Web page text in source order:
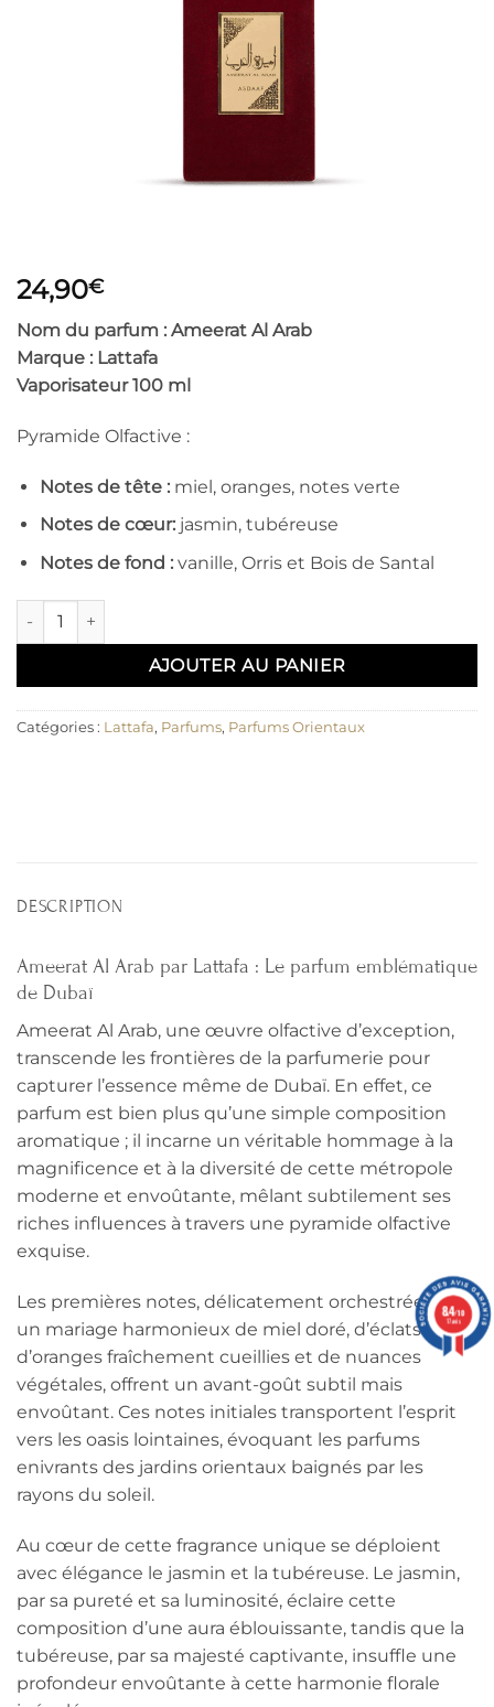
24,90€
Nom du parfum : Ameerat Al Arab
Marque : Lattafa
Vaporisateur 100 ml
Pyramide Olfactive :
Notes de tête :miel, oranges, notes verte
Notes de cœur:jasmin, tubéreuse
Notes de fond :vanille, Orris et Bois de Santal
quantité de Ameerat Al Arab – Lattafa
AJOUTER AU PANIER
Catégories : Lattafa, Parfums, Parfums Orientaux
DESCRIPTION
Ameerat Al Arab par Lattafa : Le parfum emblématique
de Dubaï
Ameerat Al Arab, une œuvre olfactive d’exception,
transcende les frontières de la parfumerie pour
capturer l’essence même de Dubaï. En effet, ce
parfum est bien plus qu’une simple composition
aromatique ; il incarne un véritable hommage à la
magnificence et à la diversité de cette métropole
moderne et envoûtante, mêlant subtilement ses
riches influences à travers une pyramide olfactive
exquise.
Les premières notes, délicatement orchestrées par
un mariage harmonieux de miel doré, d’éclats
d’oranges fraîchement cueillies et de nuances
végétales, offrent un avant-goût subtil mais
envoûtant. Ces notes initiales transportent l’esprit
vers les oasis lointaines, évoquant les parfums
enivrants des jardins orientaux baignés par les
rayons du soleil.
Au cœur de cette fragrance unique se déploient
avec élégance le jasmin et la tubéreuse. Le jasmin,
par sa pureté et sa luminosité, éclaire cette
composition d’une aura éblouissante, tandis que la
tubéreuse, par sa majesté captivante, insuffle une
profondeur envoûtante à cette harmonie florale
8.4/10
17 avis